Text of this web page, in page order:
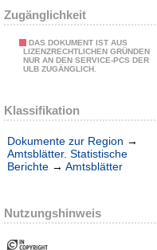
Zugänglichkeit
DAS DOKUMENT IST AUS
LIZENZRECHTLICHEN GRÜNDEN
NUR AN DEN SERVICE-PCS DER
ULB ZUGÄNGLICH.
Klassifikation
Dokumente zur Region →
Amtsblätter. Statistische
Berichte → Amtsblätter
Nutzungshinweis